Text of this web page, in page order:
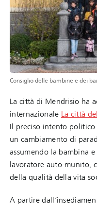
Consiglio delle bambine e dei
La città di Mendrisio ha
internazionale La città
Il preciso intento
un cambiamento di
assumendo la bambina
lavoratore auto-munito,
della qualità della vita
A partire